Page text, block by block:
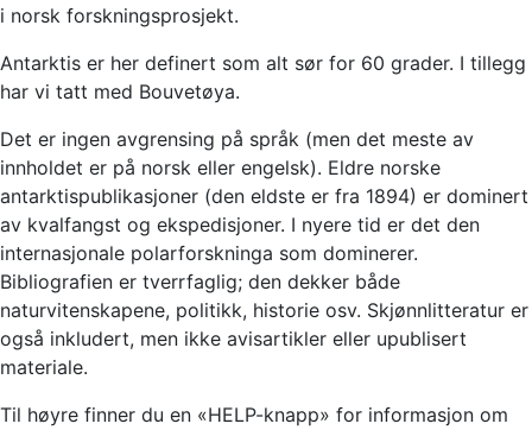
i norsk forskningsprosjekt.
Antarktis er her definert som alt sør for 60 grader. I tillegg
har vi tatt med Bouvetøya.
Det er ingen avgrensing på språk (men det meste av
innholdet er på norsk eller engelsk). Eldre norske
antarktispublikasjoner (den eldste er fra 1894) er dominert
av kvalfangst og ekspedisjoner. I nyere tid er det den
internasjonale polarforskninga som dominerer.
Bibliografien er tverrfaglig; den dekker både
naturvitenskapene, politikk, historie osv. Skjønnlitteratur er
også inkludert, men ikke avisartikler eller upublisert
materiale.
Til høyre finner du en «HELP-knapp» for informasjon om